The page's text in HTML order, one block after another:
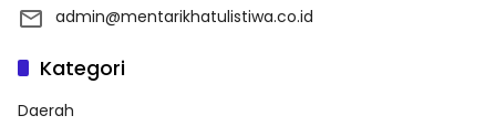
admin@mentarikhatulistiwa.co.id
Kategori
Daerah